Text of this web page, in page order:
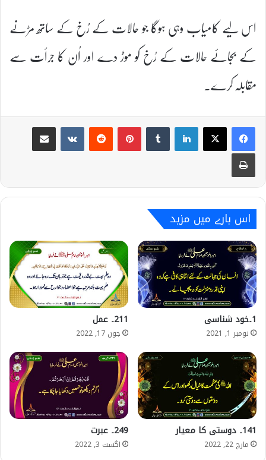
اس لیے کامیاب وہی ہوگا جو حالات کے رُخ کے ساتھ مڑنے
کے بجائے حالات کے رُخ کو موڑ دے اور اُن کا جرأت سے
مقابلہ کرے۔
اس بارے میں مزید
1۔خود شناسی
نومبر 1, 2021
211۔ عمل
جون 17, 2022
141۔ دوستی کا معیار
مارچ 22, 2022
249۔ عبرت
اگست 3, 2022